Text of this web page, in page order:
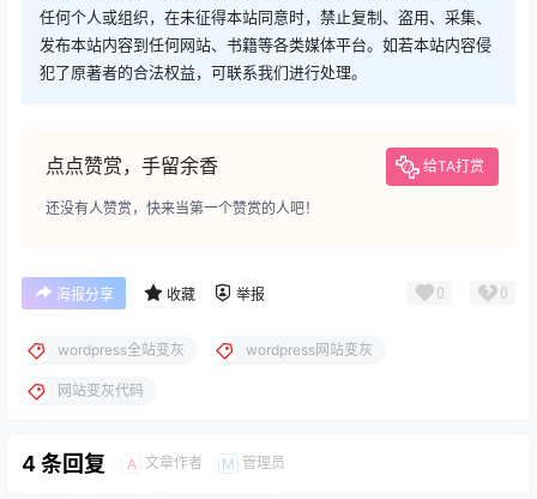
任何个人或组织，在未征得本站同意时，禁止复制、盗用、采集、
发布本站内容到任何网站、书籍等各类媒体平台。如若本站内容侵
犯了原著者的合法权益，可联系我们进行处理。
点点赞赏，手留余香 给TA打赏
还没有人赞赏，快来当第一个赞赏的人吧！
海报分享 收藏 举报 0 0
wordpress全站变灰 wordpress网站变灰
网站变灰代码
4 条回复 A 文章作者 M 管理员